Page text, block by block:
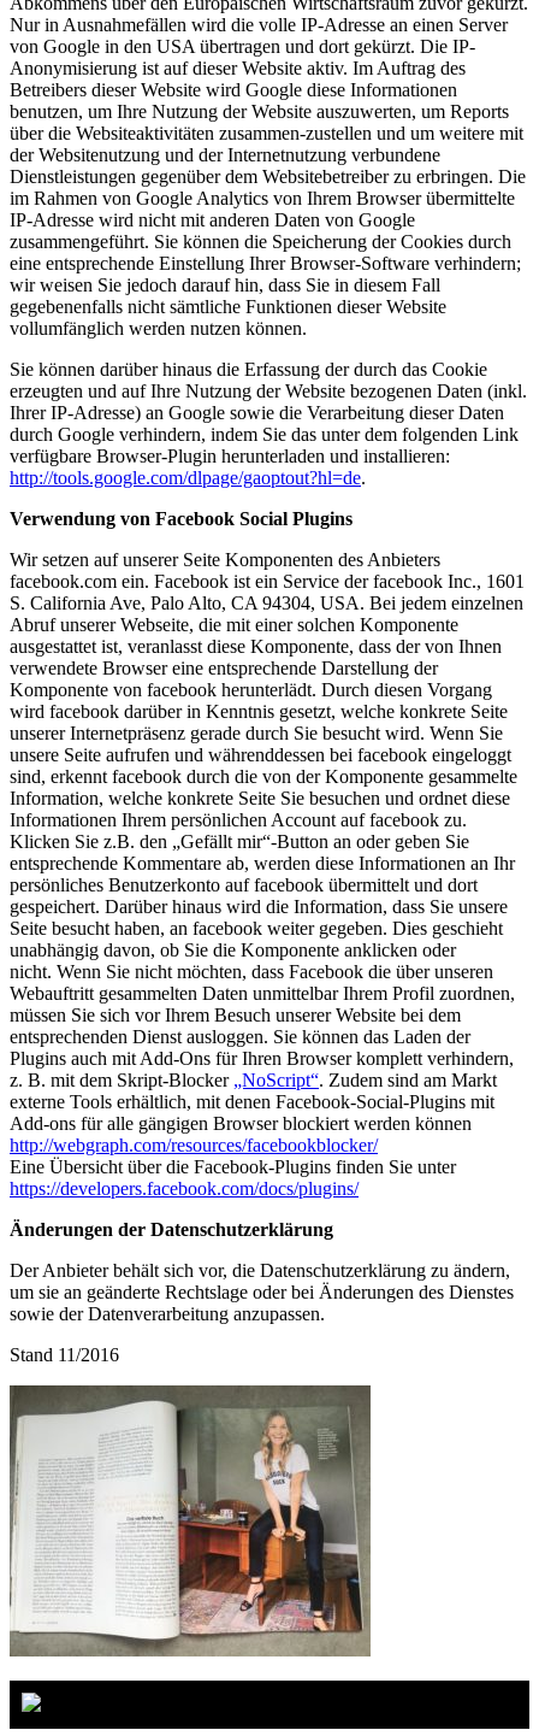
Nur in Ausnahmefällen wird die volle IP-Adresse an einen Server
von Google in den USA übertragen und dort gekürzt. Die IP-
Anonymisierung ist auf dieser Website aktiv. Im Auftrag des
Betreibers dieser Website wird Google diese Informationen
benutzen, um Ihre Nutzung der Website auszuwerten, um Reports
über die Websiteaktivitäten zusammen-zustellen und um weitere mit
der Websitenutzung und der Internetnutzung verbundene
Dienstleistungen gegenüber dem Websitebetreiber zu erbringen. Die
im Rahmen von Google Analytics von Ihrem Browser übermittelte
IP-Adresse wird nicht mit anderen Daten von Google
zusammengeführt. Sie können die Speicherung der Cookies durch
eine entsprechende Einstellung Ihrer Browser-Software verhindern;
wir weisen Sie jedoch darauf hin, dass Sie in diesem Fall
gegebenenfalls nicht sämtliche Funktionen dieser Website
vollumfänglich werden nutzen können.
Sie können darüber hinaus die Erfassung der durch das Cookie
erzeugten und auf Ihre Nutzung der Website bezogenen Daten (inkl.
Ihrer IP-Adresse) an Google sowie die Verarbeitung dieser Daten
durch Google verhindern, indem Sie das unter dem folgenden Link
verfügbare Browser-Plugin herunterladen und installieren:
http://tools.google.com/dlpage/gaoptout?hl=de.
Verwendung von Facebook Social Plugins
Wir setzen auf unserer Seite Komponenten des Anbieters
facebook.com ein. Facebook ist ein Service der facebook Inc., 1601
S. California Ave, Palo Alto, CA 94304, USA. Bei jedem einzelnen
Abruf unserer Webseite, die mit einer solchen Komponente
ausgestattet ist, veranlasst diese Komponente, dass der von Ihnen
verwendete Browser eine entsprechende Darstellung der
Komponente von facebook herunterlädt. Durch diesen Vorgang
wird facebook darüber in Kenntnis gesetzt, welche konkrete Seite
unserer Internetpräsenz gerade durch Sie besucht wird. Wenn Sie
unsere Seite aufrufen und währenddessen bei facebook eingeloggt
sind, erkennt facebook durch die von der Komponente gesammelte
Information, welche konkrete Seite Sie besuchen und ordnet diese
Informationen Ihrem persönlichen Account auf facebook zu.
Klicken Sie z.B. den „Gefällt mir“-Button an oder geben Sie
entsprechende Kommentare ab, werden diese Informationen an Ihr
persönliches Benutzerkonto auf facebook übermittelt und dort
gespeichert. Darüber hinaus wird die Information, dass Sie unsere
Seite besucht haben, an facebook weiter gegeben. Dies geschieht
unabhängig davon, ob Sie die Komponente anklicken oder
nicht. Wenn Sie nicht möchten, dass Facebook die über unseren
Webauftritt gesammelten Daten unmittelbar Ihrem Profil zuordnen,
müssen Sie sich vor Ihrem Besuch unserer Website bei dem
entsprechenden Dienst ausloggen. Sie können das Laden der
Plugins auch mit Add-Ons für Ihren Browser komplett verhindern,
z. B. mit dem Skript-Blocker „NoScript“. Zudem sind am Markt
externe Tools erhältlich, mit denen Facebook-Social-Plugins mit
Add-ons für alle gängigen Browser blockiert werden können
http://webgraph.com/resources/facebookblocker/
Eine Übersicht über die Facebook-Plugins finden Sie unter
https://developers.facebook.com/docs/plugins/
Änderungen der Datenschutzerklärung
Der Anbieter behält sich vor, die Datenschutzerklärung zu ändern,
um sie an geänderte Rechtslage oder bei Änderungen des Dienstes
sowie der Datenverarbeitung anzupassen.
Stand 11/2016